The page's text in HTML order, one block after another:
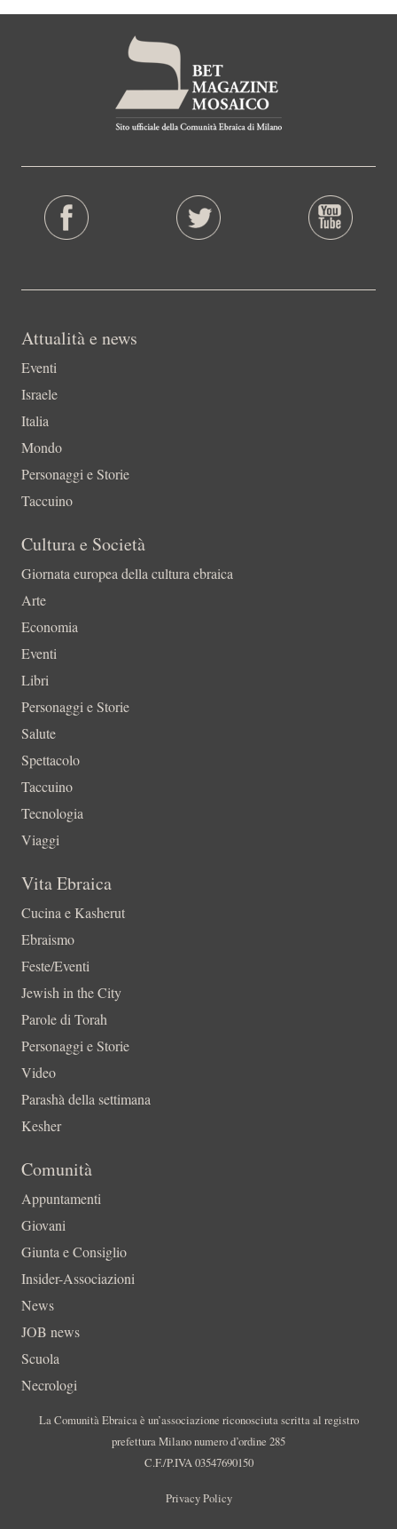
Attualità e news
Eventi
Israele
Italia
Mondo
Personaggi e Storie
Taccuino
Cultura e Società
Giornata europea della cultura ebraica
Arte
Economia
Eventi
Libri
Personaggi e Storie
Salute
Spettacolo
Taccuino
Tecnologia
Viaggi
Vita Ebraica
Cucina e Kasherut
Ebraismo
Feste/Eventi
Jewish in the City
Parole di Torah
Personaggi e Storie
Video
Parashà della settimana
Kesher
Comunità
Appuntamenti
Giovani
Giunta e Consiglio
Insider-Associazioni
News
JOB news
Scuola
Necrologi
La Comunità Ebraica è un’associazione riconosciuta scritta al registro
prefettura Milano numero d’ordine 285
C.F./P.IVA 03547690150
Privacy Policy